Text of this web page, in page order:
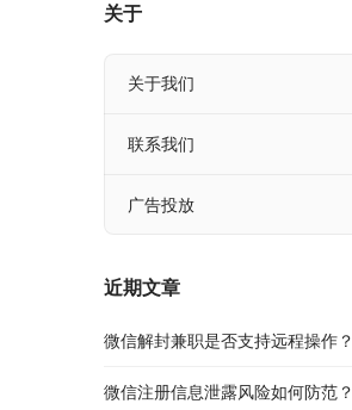
关于
关于我们
联系我们
广告投放
近期文章
微信解封兼职是否支持远程操作？
微信注册信息泄露风险如何防范？